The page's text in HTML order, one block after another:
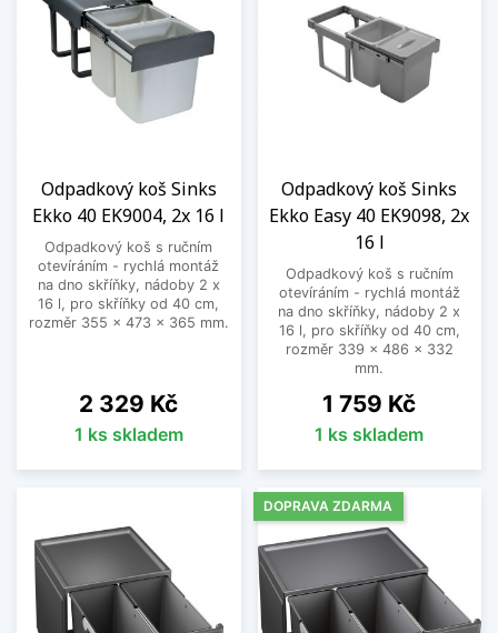
Odpadkový koš Sinks
Ekko 40 EK9004, 2x 16 l
Odpadkový koš s ručním
otevíráním - rychlá montáž
na dno skříňky, nádoby 2 x
16 l, pro skříňky od 40 cm,
rozměr 355 x 473 x 365 mm.
Cena
2 329 Kč
1 ks skladem
Odpadkový koš Sinks
Ekko Easy 40 EK9098, 2x
16 l
Odpadkový koš s ručním
otevíráním - rychlá montáž
na dno skříňky, nádoby 2 x
16 l, pro skříňky od 40 cm,
rozměr 339 x 486 x 332
mm.
Cena
1 759 Kč
1 ks skladem
DOPRAVA ZDARMA